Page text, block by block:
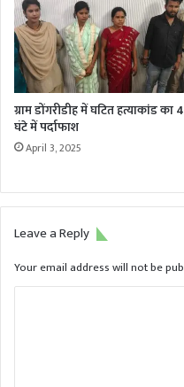
ग्राम डोंगरीडीह में घटित हत्याकांड का
घंटे में पर्दाफाश
April 3, 2025
Leave a Reply
Your email address will not be